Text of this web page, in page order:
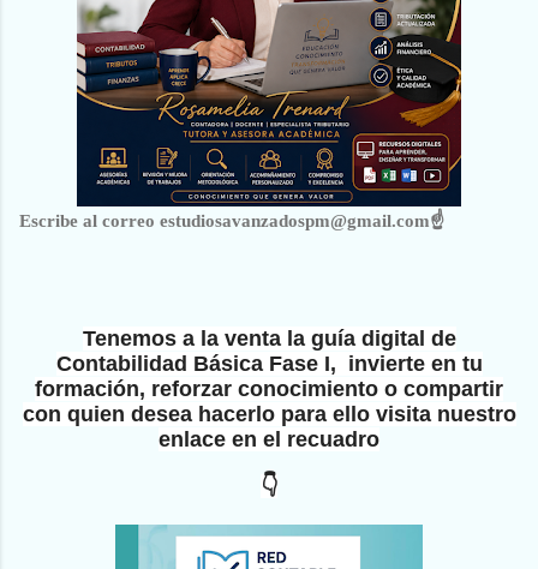
Escribe al correo estudiosavanzadospm@gmail.com☝
Tenemos a la venta la guía digital de
Contabilidad Básica Fase I, invierte en tu
formación, reforzar conocimiento o compartir
con quien desea hacerlo para ello visita nuestro
enlace en el recuadro
👇